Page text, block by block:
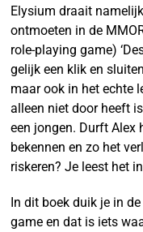
Elysium draait
ontmoeten in de
role-playing game)
gelijk een klik en
maar ook in het echte
alleen niet door heeft
een jongen. Durft Alex
bekennen en zo het
riskeren? Je leest het
In dit boek duik je in
game en dat is iets